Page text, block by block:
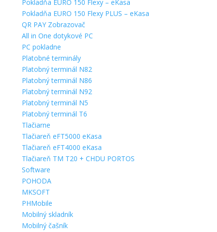
Pokladňa EURO 150 Flexy – eKasa
Pokladňa EURO 150 Flexy PLUS – eKasa
QR PAY Zobrazovač
All in One dotykové PC
PC pokladne
Platobné terminály
Platobný terminál N82
Platobný terminál N86
Platobný terminál N92
Platobný terminál N5
Platobný terminál T6
Tlačiarne
Tlačiareň eFT5000 eKasa
Tlačiareň eFT4000 eKasa
Tlačiareň TM T20 + CHDU PORTOS
Software
POHODA
MKSOFT
PHMobile
Mobilný skladník
Mobilný čašník